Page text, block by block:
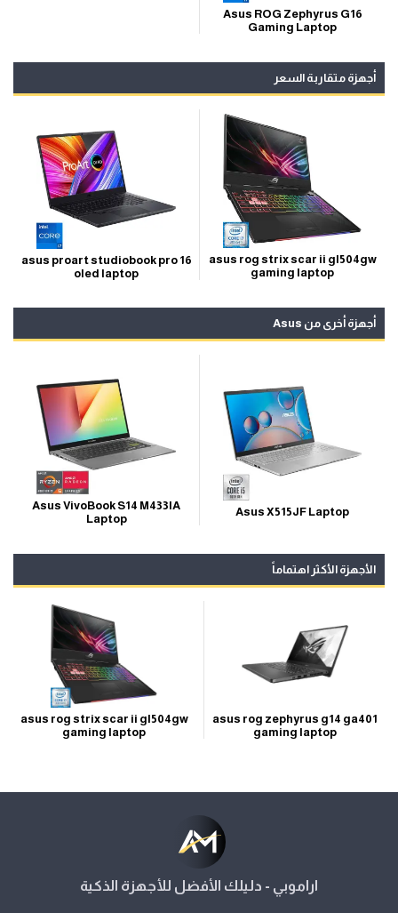
Asus ROG Zephyrus G16
Gaming Laptop
أجهزة متقاربة السعر
asus rog strix scar ii gl504gw
gaming laptop
asus proart studiobook pro 16
oled laptop
أجهزة أخرى من Asus
Asus X515JF Laptop
Asus VivoBook S14 M433IA
Laptop
الأجهزة الأكثر اهتماماً
asus rog zephyrus g14 ga401
gaming laptop
asus rog strix scar ii gl504gw
gaming laptop
اراموبي - دليلك الأفضل للأجهزة الذكية